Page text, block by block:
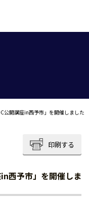
公開講座in西予市」を開催しました
印刷する
西予市」を開催しま